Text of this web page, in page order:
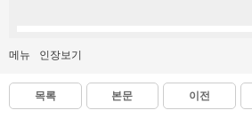
메뉴 인장보기
목록 본문 이전